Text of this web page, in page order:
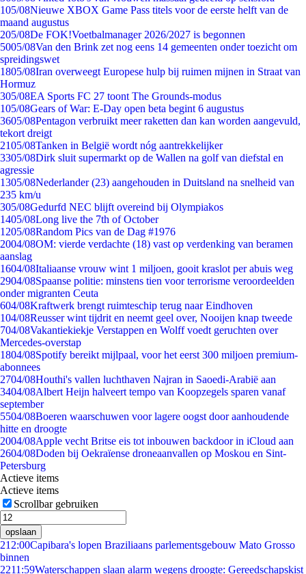
105/08Nieuwe XBOX Game Pass titels voor de eerste helft van de
maand augustus
205/08De FOK!Voetbalmanager 2026/2027 is begonnen
5005/08Van den Brink zet nog eens 14 gemeenten onder toezicht om
spreidingswet
1805/08Iran overweegt Europese hulp bij ruimen mijnen in Straat van
Hormuz
305/08EA Sports FC 27 toont The Grounds-modus
105/08Gears of War: E-Day open beta begint 6 augustus
3605/08Pentagon verbruikt meer raketten dan kan worden aangevuld,
tekort dreigt
2105/08Tanken in België wordt nóg aantrekkelijker
3305/08Dirk sluit supermarkt op de Wallen na golf van diefstal en
agressie
1305/08Nederlander (23) aangehouden in Duitsland na snelheid van
235 km/u
305/08Gedurfd NEC blijft overeind bij Olympiakos
1405/08Long live the 7th of October
1205/08Random Pics van de Dag #1976
2004/08OM: vierde verdachte (18) vast op verdenking van beramen
aanslag
1604/08Italiaanse vrouw wint 1 miljoen, gooit kraslot per abuis weg
2904/08Spaanse politie: minstens tien voor terrorisme veroordeelden
onder migranten Ceuta
604/08Kraftwerk brengt ruimteschip terug naar Eindhoven
104/08Reusser wint tijdrit en neemt geel over, Nooijen knap tweede
704/08Vakantiekiekje Verstappen en Wolff voedt geruchten over
Mercedes-overstap
1804/08Spotify bereikt mijlpaal, voor het eerst 300 miljoen premium-
abonnees
2704/08Houthi's vallen luchthaven Najran in Saoedi-Arabië aan
3404/08Albert Heijn halveert tempo van Koopzegels sparen vanaf
september
5504/08Boeren waarschuwen voor lagere oogst door aanhoudende
hitte en droogte
2004/08Apple vecht Britse eis tot inbouwen backdoor in iCloud aan
2604/08Doden bij Oekraïense droneaanvallen op Moskou en Sint-
Petersburg
Actieve items
Actieve items
Scrollbar gebruiken
opslaan
212:00Capibara's lopen Braziliaans parlementsgebouw Mato Grosso
binnen
2211:59Waterschappen slaan alarm wegens droogte: Gereedschapskist